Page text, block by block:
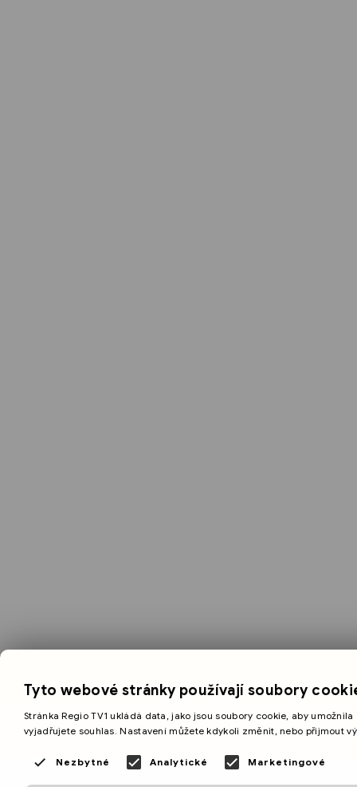
Tyto webové stránky používají soubory
Stránka Regio TV1 ukládá data, jako jsou soubory cookie, aby
vyjadřujete souhlas. Nastavení můžete kdykoli změnit, nebo přijmout
Nezbytné Analytické Marketingové